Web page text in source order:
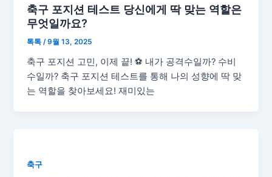
축구 포지션 테스트 당신에게 딱 맞는 역할은
무엇일까요?
톡톡/9월 13, 2025
축구 포지션 고민, 이제 끝! ⚽ 내가 공격수일까? 수비
수일까? 축구 포지션 테스트를 통해 나의 성향에 딱 맞
는 역할을 찾아보세요! 재미있는
축구